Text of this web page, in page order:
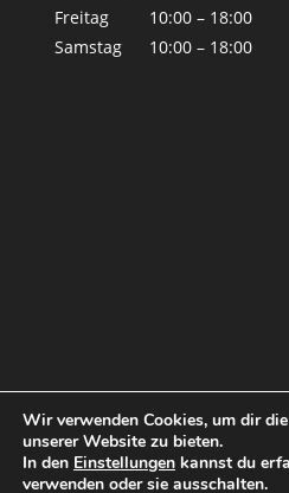
Freitag
10:00 – 18:00
Samstag
10:00 – 18:00
© by Tina Blue 2019
Wir verwenden Cookies, um dir
unserer Website zu bieten.
In den Einstellungen kannst du
verwenden oder sie ausschalten.